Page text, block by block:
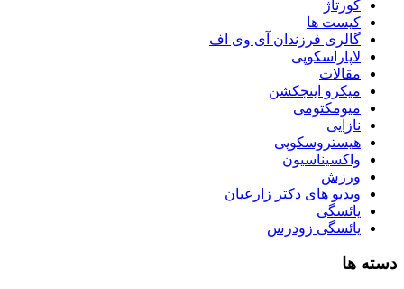
کورتاژ
کیست ها
گالری فرزندان آی وی اف
لاپاراسکوپی
مقالات
میکرو اینجکشن
میومکتومی
نازایی
هیستروسکوپی
واکسیناسیون
ورزش
ویدیو های دکتر زارعیان
یائسگی
یائسگی زودرس
دسته ها